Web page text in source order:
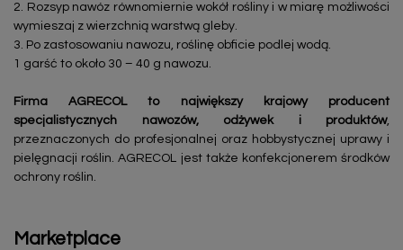
2. Rozsyp nawóz równomiernie wokół rośliny i w miarę możliwości
wymieszaj z wierzchnią warstwą gleby.
3. Po zastosowaniu nawozu, roślinę obficie podlej wodą.
1 garść to około 30 – 40 g nawozu.
Firma AGRECOL to największy krajowy producent
specjalistycznych nawozów, odżywek i produktów,
przeznaczonych do profesjonalnej oraz hobbystycznej uprawy i
pielęgnacji roślin. AGRECOL jest także konfekcjonerem środków
ochrony roślin.
Marketplace